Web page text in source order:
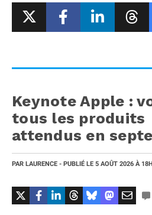
Keynote Apple :
tous les produits
attendus en
PAR LAURENCE - PUBLIÉ LE 5 AOÛT 2026 À